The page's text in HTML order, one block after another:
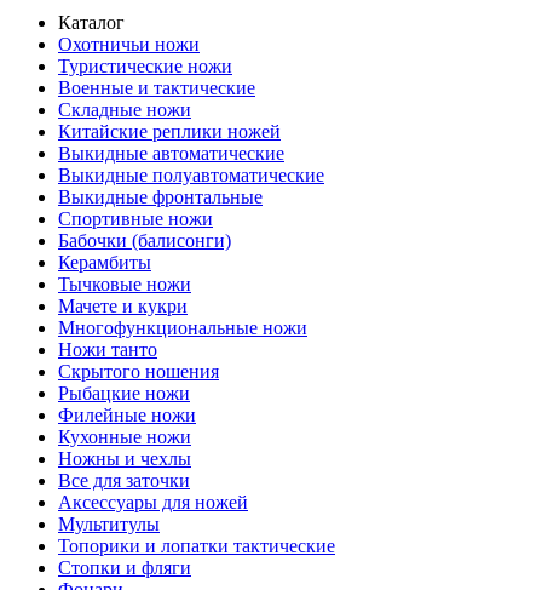
Каталог
Охотничьи ножи
Туристические ножи
Военные и тактические
Складные ножи
Китайские реплики ножей
Выкидные автоматические
Выкидные полуавтоматические
Выкидные фронтальные
Спортивные ножи
Бабочки (балисонги)
Керамбиты
Тычковые ножи
Мачете и кукри
Многофункциональные ножи
Ножи танто
Скрытого ношения
Рыбацкие ножи
Филейные ножи
Кухонные ножи
Ножны и чехлы
Все для заточки
Аксессуары для ножей
Мультитулы
Топорики и лопатки тактические
Стопки и фляги